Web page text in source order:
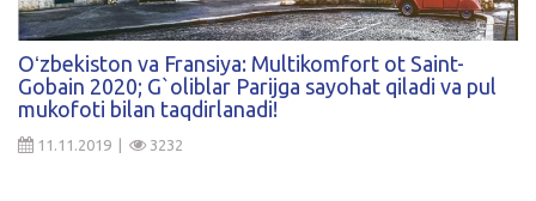
Qidirish
Kirish
Oʻzbekiston va Fransiya: Multikomfort ot Saint-
Gobain 2020; G`oliblar Parijga sayohat qiladi va pul
mukofoti bilan taqdirlanadi!
11.11.2019 | 3232